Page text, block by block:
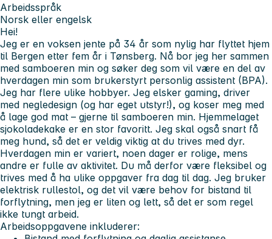
Arbeidsspråk
Norsk eller engelsk
Hei!
Jeg er en voksen jente på 34 år som nylig har flyttet hjem
til Bergen etter fem år i Tønsberg. Nå bor jeg her sammen
med samboeren min og søker deg som vil være en del av
hverdagen min som brukerstyrt personlig assistent (BPA).
Jeg har flere ulike hobbyer. Jeg elsker gaming, driver
med negledesign (og har eget utstyr!), og koser meg med
å lage god mat – gjerne til samboeren min. Hjemmelaget
sjokoladekake er en stor favoritt. Jeg skal også snart få
meg hund, så det er veldig viktig at du trives med dyr.
Hverdagen min er variert, noen dager er rolige, mens
andre er fulle av aktivitet. Du må derfor være fleksibel og
trives med å ha ulike oppgaver fra dag til dag. Jeg bruker
elektrisk rullestol, og det vil være behov for bistand til
forflytning, men jeg er liten og lett, så det er som regel
ikke tungt arbeid.
Arbeidsoppgavene inkluderer: